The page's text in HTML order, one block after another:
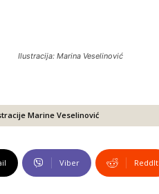
Ilustracija: Marina Veselinović
Marine Veselinović
Viber ReddIt